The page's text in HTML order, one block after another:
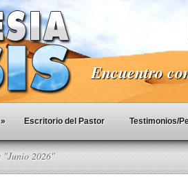
Encuentro
» Escritorio del Pastor Testimonios/
"Junio 2026"